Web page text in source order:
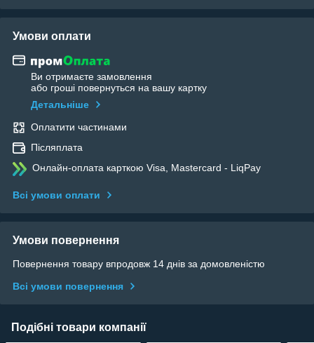
Умови оплати
Ви отримаєте замовлення
або гроші повернуться на вашу картку
Детальніше
Оплатити частинами
Післяплата
Онлайн-оплата карткою Visa, Mastercard - LiqPay
Всі умови оплати
Умови повернення
Повернення товару впродовж 14 днів за домовленістю
Всі умови повернення
Подібні товари компанії